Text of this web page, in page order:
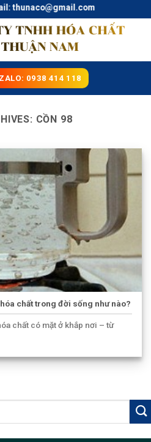
thunaco@gmail.com
0938 414 118
CỒN 98
chất trong đời sống như nào?
chất có mặt ở khắp nơi – từ